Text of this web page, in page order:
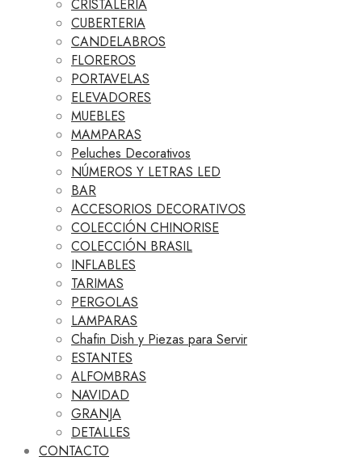
CRISTALERIA
CUBERTERIA
CANDELABROS
FLOREROS
PORTAVELAS
ELEVADORES
MUEBLES
MAMPARAS
Peluches Decorativos
NÚMEROS Y LETRAS LED
BAR
ACCESORIOS DECORATIVOS
COLECCIÓN CHINORISE
COLECCIÓN BRASIL
INFLABLES
TARIMAS
PERGOLAS
LAMPARAS
Chafin Dish y Piezas para Servir
ESTANTES
ALFOMBRAS
NAVIDAD
GRANJA
DETALLES
CONTACTO